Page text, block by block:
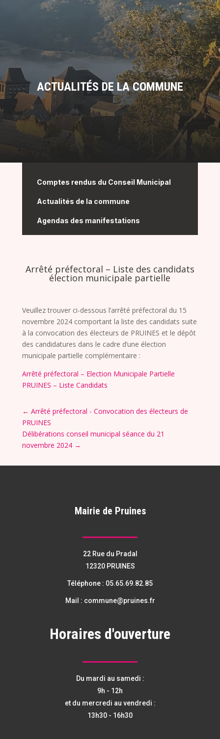
ACTUALITÉS DE LA COMMUNE
Comptes rendus du Conseil Municipal
Actualités de la commune
Agendas des manifestations
Arrêté préfectoral – Liste des candidats
élection municipale partielle
Veuillez trouver ci-dessous l’arrêté préfectoral du 15
novembre 2024 comportant la liste des candidats suite
à la convocation des électeurs de PRUINES et le dépôt
des candidatures dans le cadre d’une élection
municipale partielle complémentaire :
Arrêté préfectoral – Election Municipale Partielle
PRUINES – Liste Candidats
← Arrêté préfectoral - Convocation des électeurs de
PRUINES
Délibérations conseil municipal séance du 21
novembre 2024→
Mairie de Pruines
22 Rue du Pradal
12320 PRUINES
Téléphone : 05.65.69.82.85
Mail : commune@pruines.fr
Horaires d'ouverture
Du mardi au samedi :
9h - 12h
et du mercredi au vendredi :
13h30 - 16h30